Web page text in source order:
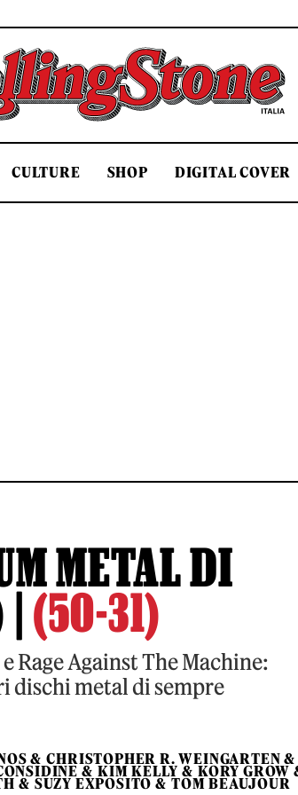
Rolling Stone Italia
CULTURE SHOP DIGITAL COVER
METAL DI
|(50-31)
Rage Against The Machine:
dischi metal di sempre
& CHRISTOPHER R. WEINGARTEN &
& KIM KELLY & KORY GROW
& SUZY EXPOSITO & TOM BEAUJOUR